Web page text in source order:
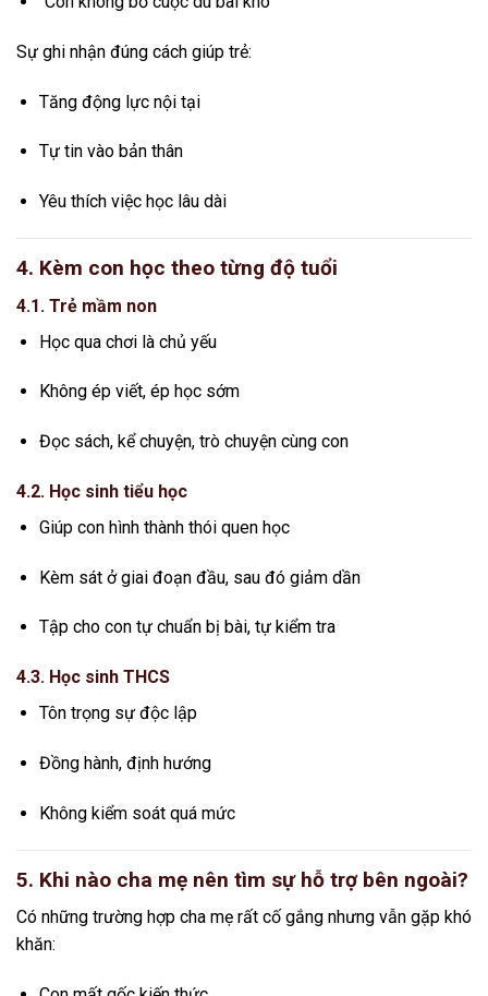
Sự ghi nhận đúng cách giúp trẻ:
Tăng động lực nội tại
Tự tin vào bản thân
Yêu thích việc học lâu dài
4. Kèm con học theo từng độ tuổi
4.1. Trẻ mầm non
Học qua chơi là chủ yếu
Không ép viết, ép học sớm
Đọc sách, kể chuyện, trò chuyện cùng con
4.2. Học sinh tiểu học
Giúp con hình thành thói quen học
Kèm sát ở giai đoạn đầu, sau đó giảm dần
Tập cho con tự chuẩn bị bài, tự kiểm tra
4.3. Học sinh THCS
Tôn trọng sự độc lập
Đồng hành, định hướng
Không kiểm soát quá mức
5. Khi nào cha mẹ nên tìm sự hỗ trợ bên ngoài?
Có những trường hợp cha mẹ rất cố gắng nhưng vẫn gặp khó
khăn: